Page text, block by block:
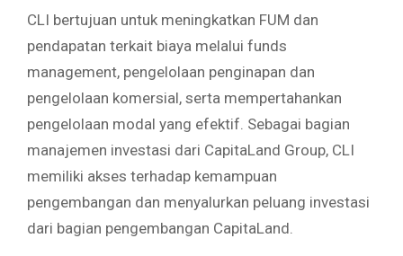
CLI bertujuan untuk meningkatkan FUM dan
pendapatan terkait biaya melalui funds
management, pengelolaan penginapan dan
pengelolaan komersial, serta mempertahankan
pengelolaan modal yang efektif. Sebagai bagian
manajemen investasi dari CapitaLand Group, CLI
memiliki akses terhadap kemampuan
pengembangan dan menyalurkan peluang investasi
dari bagian pengembangan CapitaLand.